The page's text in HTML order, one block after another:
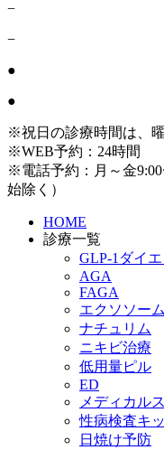
−
−
●
●
※祝日の診療時間は、
※WEB予約：24時間
※電話予約：月～金9:00
始除く）
HOME
診療一覧
GLP-1ダイエ
AGA
FAGA
エクソソーム
ナチュリム
ニキビ治療
低用量ピル
ED
メディカル
性病検査キ
日焼け予防